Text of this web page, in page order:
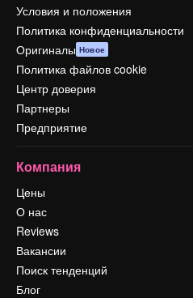
Условия и положения
Политика конфиденциальности
Оригиналы Новое
Политика файлов cookie
Центр доверия
Партнеры
Предприятие
Компания
Цены
О нас
Reviews
Вакансии
Поиск тенденций
Блог